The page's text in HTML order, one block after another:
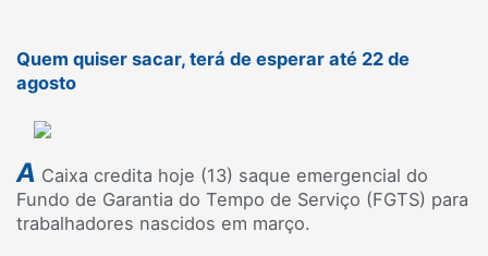
Quem quiser sacar, terá de esperar até 22 de
agosto
A Caixa credita hoje (13) saque emergencial do
Fundo de Garantia do Tempo de Serviço (FGTS) para
trabalhadores nascidos em março.